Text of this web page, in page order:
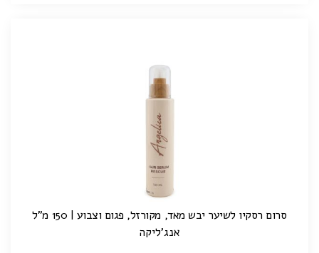
סרום רסקיו לשיער יבש מאד, מקורזל, פגום וצבוע | 150 מ"ל
אנג'ליקה